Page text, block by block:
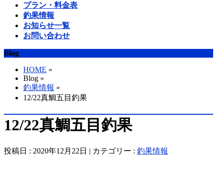
プラン・料金表
釣果情報
お知らせ一覧
お問い合わせ
Blog
HOME »
Blog »
釣果情報 »
12/22真鯛五目釣果
12/22真鯛五目釣果
投稿日 : 2020年12月22日 | カテゴリー : 釣果情報